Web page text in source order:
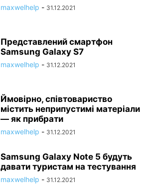
maxwelhelp - 31.12.2021
Представлений смартфон
Samsung Galaxy S7
maxwelhelp - 31.12.2021
Ймовірно, співтовариство
містить неприпустимі матеріали
— як прибрати
maxwelhelp - 31.12.2021
Samsung Galaxy Note 5 будуть
давати туристам на тестування
maxwelhelp - 31.12.2021